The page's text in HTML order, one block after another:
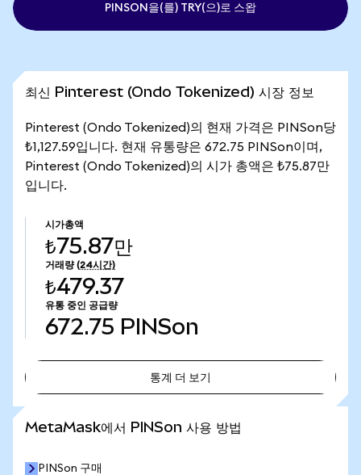
PINSON을(를) TRY(으)로 스왑
최신 Pinterest (Ondo Tokenized) 시장 정보
Pinterest (Ondo Tokenized)의 현재 가격은 PINSon당
₺1,127.59입니다. 현재 유통량은 672.75 PINSon이며,
Pinterest (Ondo Tokenized)의 시가 총액은 ₺75.87만
입니다.
시가총액
₺75.87만
거래량 (24시간)
₺479.37
유통 중인 공급량
672.75 PINSon
통계 더 보기
MetaMask에서 PINSon 사용 방법
PINSon 구매